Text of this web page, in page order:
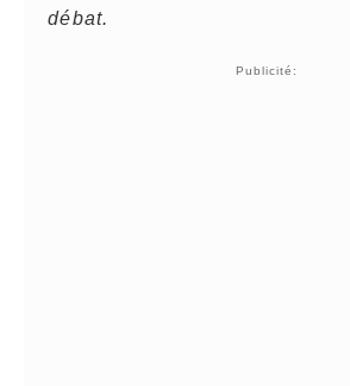
débat.
Publicité: